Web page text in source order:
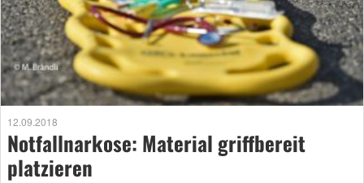
12.09.2018
Notfallnarkose: Material griffbereit
platzieren